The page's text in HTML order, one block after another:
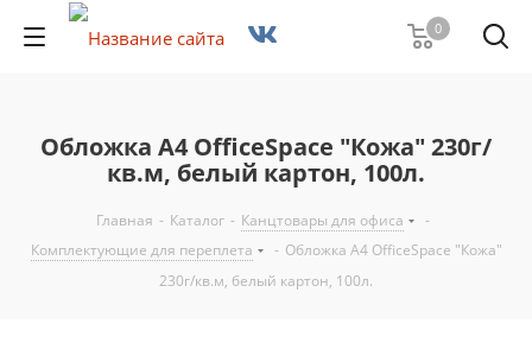
0
Обложка А4 OfficeSpace "Кожа" 230г/
кв.м, белый картон, 100л.
Главная - Каталог - Канцтовары для офиса
-
Комплектующие для переплета
- Обложка А4 OfficeSpace "Кожа"
230г/кв.м, белый картон, 100л.